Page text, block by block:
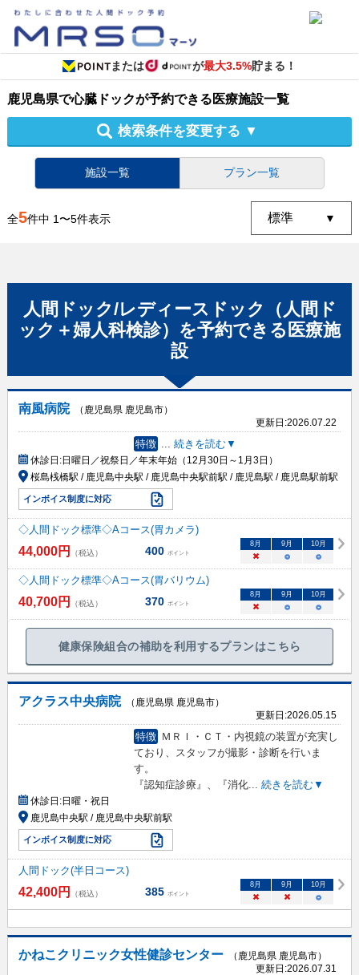
または が最大3.5%貯まる！
鹿児島県で心臓ドックが予約できる医療施設一覧
検索条件を変更する ▼
施設一覧 プラン一覧
全5件中 1〜5件表示
人間ドック/レディースドック（人間ド
ック＋婦人科検診） を予約できる 医療施
設
南風病院
（鹿児島県 鹿児島市）
更新日:2026.07.22
特徴 ... 続きを読む▼
休診日:日曜日／祝祭日／年末年始（12月30日～1月3日）
桜島桟橋駅 / 鹿児島中央駅 / 鹿児島中央駅前駅 / 鹿児島駅 / 鹿児島駅前駅
インボイス制度に対応
◇人間ドック標準◇Aコース(胃カメラ)
44,000円 （税込） 400 ポイント
8月 9月 10月
× ○ ○
◇人間ドック標準◇Aコース(胃バリウム)
40,700円 （税込） 370 ポイント
8月 9月 10月
× ○ ○
健康保険組合の補助を利用するプランはこちら
アクラス中央病院
（鹿児島県 鹿児島市）
更新日:2026.05.15
特徴 ＭＲＩ・ＣＴ・内視鏡の装置が充実し
ており、スタッフが撮影・診断を行いま
す。
『認知症診療』、『消化... 続きを読む▼
休診日:日曜・祝日
鹿児島中央駅 / 鹿児島中央駅前駅
インボイス制度に対応
人間ドック(半日コース)
42,400円 （税込） 385 ポイント
8月 9月 10月
× × ○
かねこクリニック女性健診センター
（鹿児島県 鹿児島市）
更新日:2026.07.31